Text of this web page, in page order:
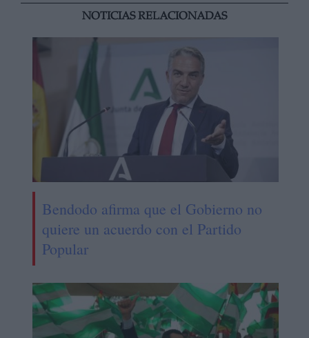
NOTICIAS RELACIONADAS
Bendodo afirma que el Gobierno no
quiere un acuerdo con el Partido
Popular